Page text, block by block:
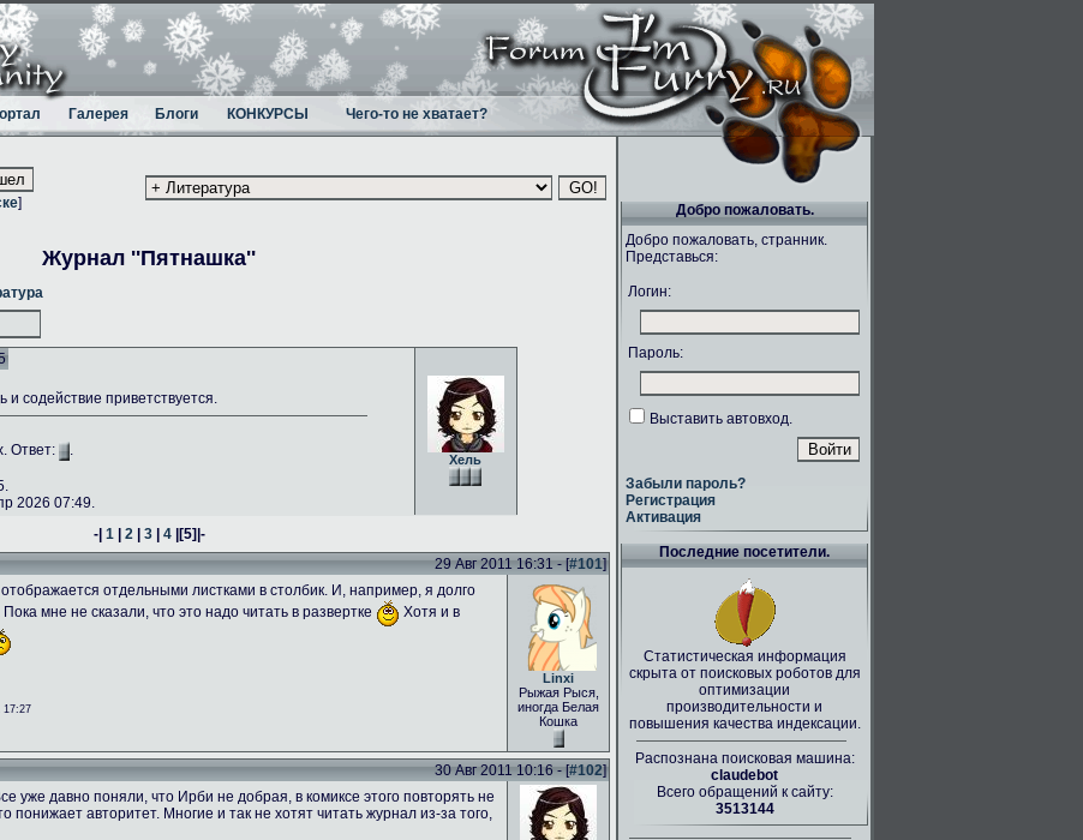
Галерея Блоги КОНКУРСЫ Чего-то не хватает?
]
Журнал ''Пятнашка''
Хель
содействие приветствуется.
Ответ:
.
2026 07:49.
-| 1| 2| 3| 4|[5]|-
29 Авг 2011 16:31 - [#101]
отдельными листками в столбик. И, например, я долго
мне не сказали, что это надо читать в развертке
Хотя и в
17:27
Linxi
Рыжая Рыся,
иногда Белая
Кошка
30 Авг 2011 10:16 - [#102]
уже давно поняли, что Ирби не добрая, в комиксе этого повторять не
понижает авторитет. Многие и так не хотят читать журнал из-за того,
Добро пожаловать.
Добро пожаловать, странник.
Представься:
Логин:
Пароль:
Выставить автовход.
Забыли пароль?
Регистрация
Активация
Последние посетители.
Статистическая информация
скрыта от поисковых роботов для
оптимизации
производительности и
повышения качества индексации.
Распознана поисковая машина:
claudebot
Всего обращений к сайту:
3513144